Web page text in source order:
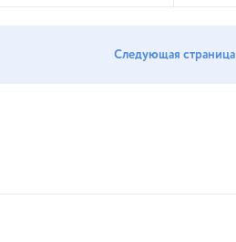
Следующая страница